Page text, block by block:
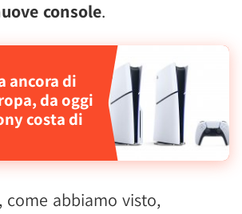
console.
ancora di
da oggi
costa di
come abbiamo visto,